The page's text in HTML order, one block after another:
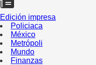
Edición impresa
Policiaca
México
Metrópoli
Mundo
Finanzas